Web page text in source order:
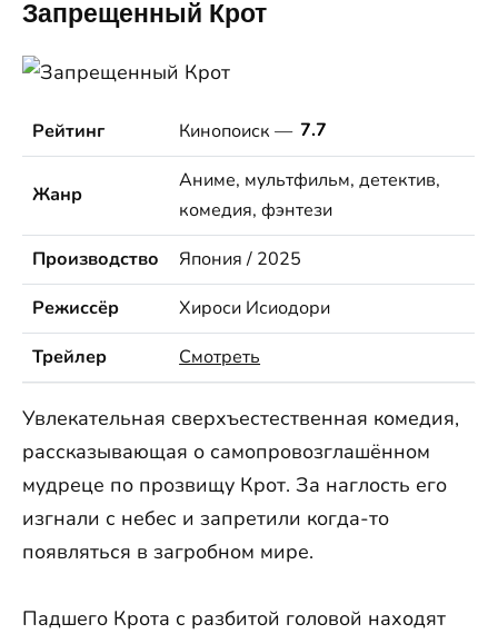
Запрещенный Крот
Рейтинг Кинопоиск — 7.7
Жанр
Аниме, мультфильм, детектив,
комедия, фэнтези
Производство
Япония / 2025
Режиссёр
Хироси Исиодори
Трейлер
Смотреть
Увлекательная сверхъестественная комедия,
рассказывающая о самопровозглашённом
мудреце по прозвищу Крот. За наглость его
изгнали с небес и запретили когда-то
появляться в загробном мире.
Падшего Крота с разбитой головой находят